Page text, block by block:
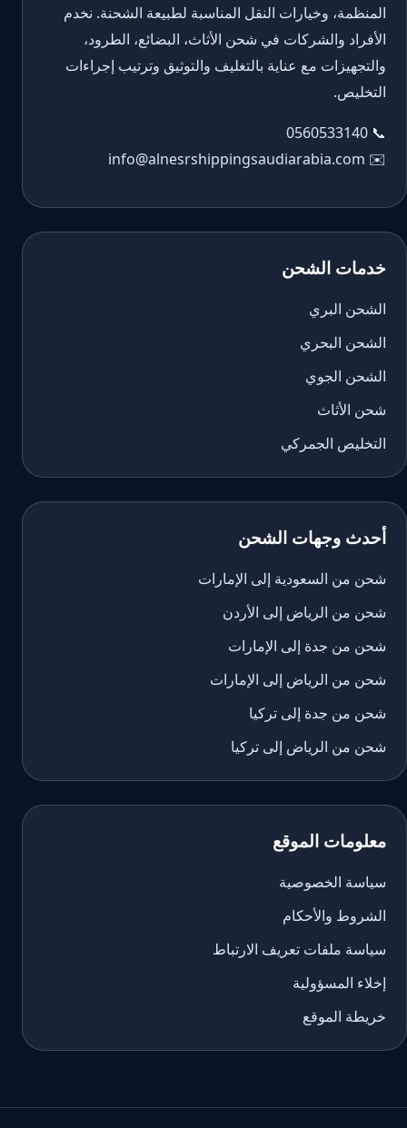
المنظمة، وخيارات النقل المناسبة لطبيعة الشحنة. نخدم
الأفراد والشركات في شحن الأثاث، البضائع، الطرود،
والتجهيزات مع عناية بالتغليف والتوثيق وترتيب إجراءات
التخليص.
📞
0560533140
✉️
info@alnesrshippingsaudiarabia.com
خدمات الشحن
الشحن البري
الشحن البحري
الشحن الجوي
شحن الأثاث
التخليص الجمركي
أحدث وجهات الشحن
شحن من السعودية إلى الإمارات
شحن من الرياض إلى الأردن
شحن من جدة إلى الإمارات
شحن من الرياض إلى الإمارات
شحن من جدة إلى تركيا
شحن من الرياض إلى تركيا
معلومات الموقع
سياسة الخصوصية
الشروط والأحكام
سياسة ملفات تعريف الارتباط
إخلاء المسؤولية
خريطة الموقع